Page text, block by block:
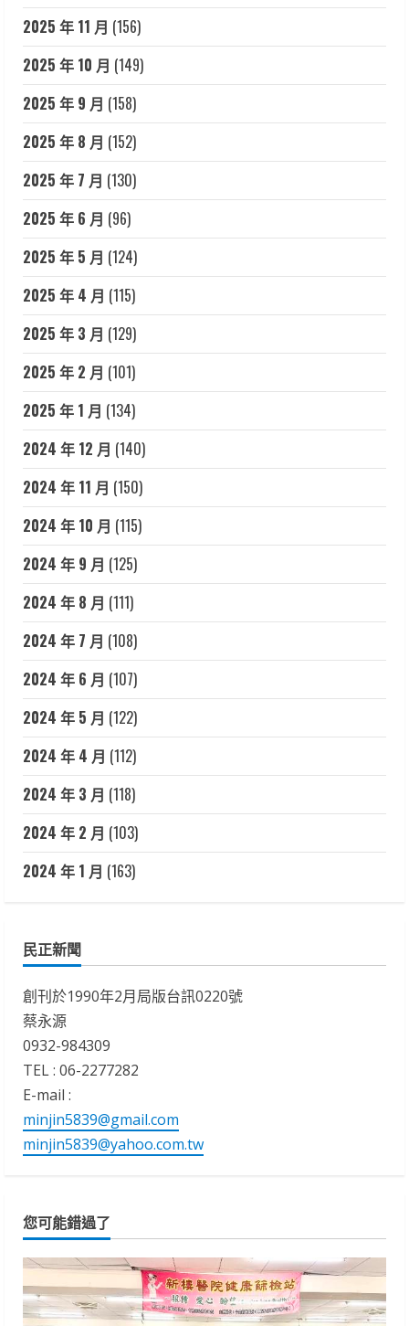
2025 年 11 月 (156)
2025 年 10 月 (149)
2025 年 9 月 (158)
2025 年 8 月 (152)
2025 年 7 月 (130)
2025 年 6 月 (96)
2025 年 5 月 (124)
2025 年 4 月 (115)
2025 年 3 月 (129)
2025 年 2 月 (101)
2025 年 1 月 (134)
2024 年 12 月 (140)
2024 年 11 月 (150)
2024 年 10 月 (115)
2024 年 9 月 (125)
2024 年 8 月 (111)
2024 年 7 月 (108)
2024 年 6 月 (107)
2024 年 5 月 (122)
2024 年 4 月 (112)
2024 年 3 月 (118)
2024 年 2 月 (103)
2024 年 1 月 (163)
民正新聞
創刊於1990年2月局版台訊0220號
蔡永源
0932-984309
TEL : 06-2277282
E-mail :
minjin5839@gmail.com
minjin5839@yahoo.com.tw
您可能錯過了